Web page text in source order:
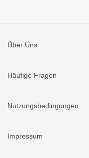
Über Uns
Häufige Fragen
Nutzungsbedingungen
Impressum